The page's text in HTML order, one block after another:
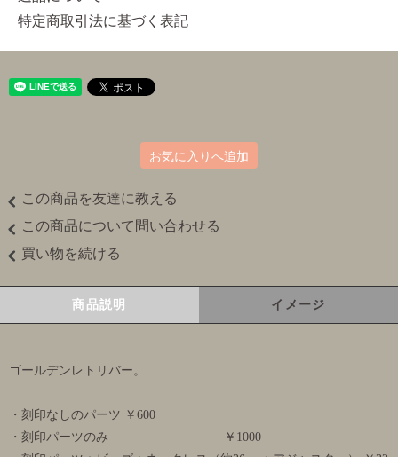
特定商取引法に基づく表記
お気に入りへ追加
この商品を友達に教える
この商品について問い合わせる
買い物を続ける
商品説明 イメージ
ゴールデンレトリバー。
・刻印なしのパーツ ￥600
・刻印パーツのみ ￥1000